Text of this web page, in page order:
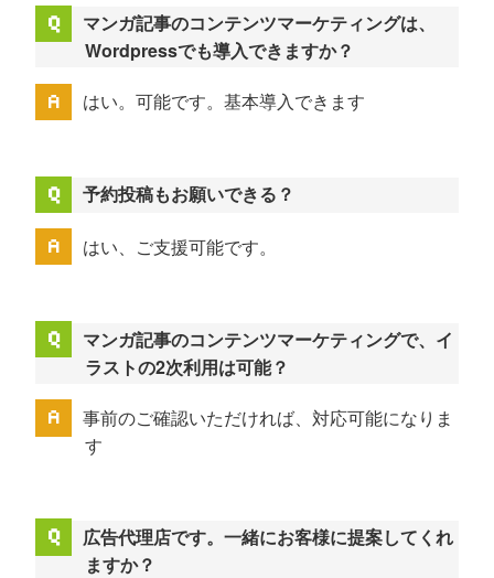
マンガ記事のコンテンツマーケティングは、
Wordpressでも導入できますか？
はい。可能です。基本導入できます
予約投稿もお願いできる？
はい、ご支援可能です。
マンガ記事のコンテンツマーケティングで、イ
ラストの2次利用は可能？
事前のご確認いただければ、対応可能になりま
す
広告代理店です。一緒にお客様に提案してくれ
ますか？